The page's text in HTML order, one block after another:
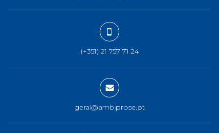
(+351) 21 757 71 24
geral@ambiprose.pt